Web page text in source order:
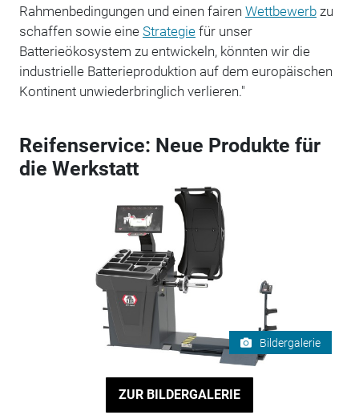
Rahmenbedingungen und einen fairen Wettbewerbzu
schaffen sowie eine Strategiefür unser
Batterieökosystem zu entwickeln, könnten wir die
industrielle Batterieproduktion auf dem europäischen
Kontinent unwiederbringlich verlieren."
Reifenservice: Neue Produkte für
die Werkstatt
Bildergalerie
ZUR BILDERGALERIE